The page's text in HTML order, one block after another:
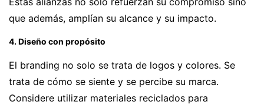
que además, amplían su alcance y su impacto.
4. Diseño con propósito
El branding no solo se trata de logos y colores. Se
trata de cómo se siente y se percibe su marca.
Considere utilizar materiales reciclados para